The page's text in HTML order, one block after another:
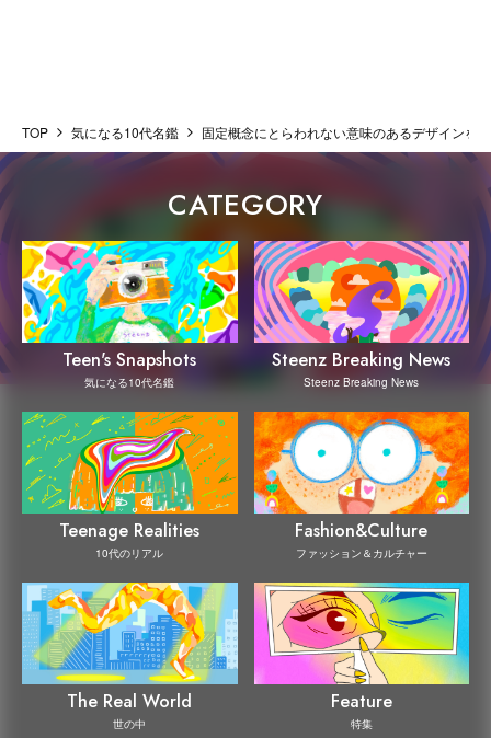
TOP 気になる10代名鑑 固定概念にとらわれない意味のあるデザインを​​
CATEGORY
Teen's Snapshots
気になる10代名鑑
Steenz Breaking News
Steenz Breaking News
Teenage Realities
10代のリアル
Fashion&Culture
ファッション＆カルチャー
The Real World
世の中
Feature
特集